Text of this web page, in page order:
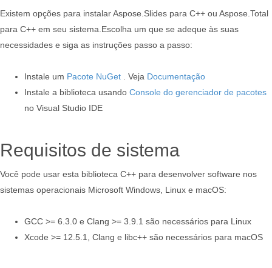
Existem opções para instalar Aspose.Slides para C++ ou Aspose.Total
para C++ em seu sistema.Escolha um que se adeque às suas
necessidades e siga as instruções passo a passo:
Instale um Pacote NuGet . Veja Documentação
Instale a biblioteca usando Console do gerenciador de pacotes
no Visual Studio IDE
Requisitos de sistema
Você pode usar esta biblioteca C++ para desenvolver software nos
sistemas operacionais Microsoft Windows, Linux e macOS:
GCC >= 6.3.0 e Clang >= 3.9.1 são necessários para Linux
Xcode >= 12.5.1, Clang e libc++ são necessários para macOS